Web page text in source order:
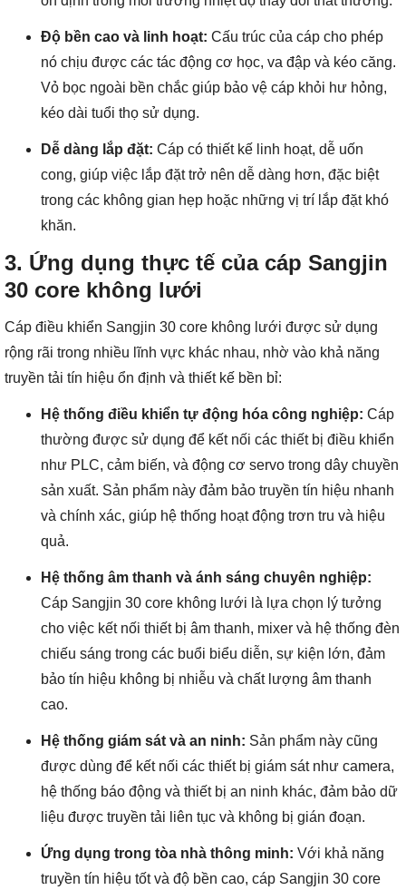
Độ bền cao và linh hoạt: Cấu trúc của cáp cho phép
nó chịu được các tác động cơ học, va đập và kéo căng.
Vỏ bọc ngoài bền chắc giúp bảo vệ cáp khỏi hư hỏng,
kéo dài tuổi thọ sử dụng.
Dễ dàng lắp đặt: Cáp có thiết kế linh hoạt, dễ uốn
cong, giúp việc lắp đặt trở nên dễ dàng hơn, đặc biệt
trong các không gian hẹp hoặc những vị trí lắp đặt khó
khăn.
3. Ứng dụng thực tế của cáp Sangjin
30 core không lưới
Cáp điều khiển Sangjin 30 core không lưới được sử dụng
rộng rãi trong nhiều lĩnh vực khác nhau, nhờ vào khả năng
truyền tải tín hiệu ổn định và thiết kế bền bỉ:
Hệ thống điều khiển tự động hóa công nghiệp: Cáp
thường được sử dụng để kết nối các thiết bị điều khiển
như PLC, cảm biến, và động cơ servo trong dây chuyền
sản xuất. Sản phẩm này đảm bảo truyền tín hiệu nhanh
và chính xác, giúp hệ thống hoạt động trơn tru và hiệu
quả.
Hệ thống âm thanh và ánh sáng chuyên nghiệp:
Cáp Sangjin 30 core không lưới là lựa chọn lý tưởng
cho việc kết nối thiết bị âm thanh, mixer và hệ thống đèn
chiếu sáng trong các buổi biểu diễn, sự kiện lớn, đảm
bảo tín hiệu không bị nhiễu và chất lượng âm thanh
cao.
Hệ thống giám sát và an ninh: Sản phẩm này cũng
được dùng để kết nối các thiết bị giám sát như camera,
hệ thống báo động và thiết bị an ninh khác, đảm bảo dữ
liệu được truyền tải liên tục và không bị gián đoạn.
Ứng dụng trong tòa nhà thông minh: Với khả năng
truyền tín hiệu tốt và độ bền cao, cáp Sangjin 30 core